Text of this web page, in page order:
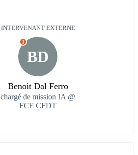
INTERVENANT EXTERNE
BD
I
Benoit Dal Ferro
chargé de mission IA @
FCE CFDT